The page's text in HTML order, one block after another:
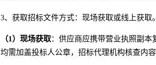
3、获取招标文件方式：现场获取或线上获取。
（1）现场获取：供应商应携带营业执照副
均需加盖投标人公章，招标代理机构核查内